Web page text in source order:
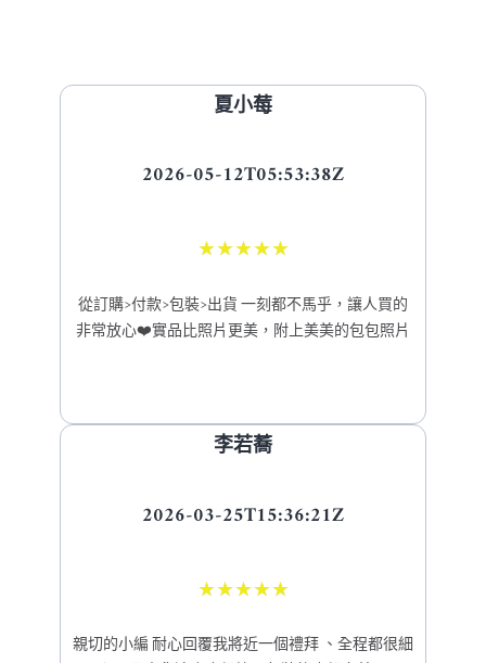
夏小莓
2026-05-12T05:53:38Z
★★★★★
從訂購>付款>包裝>出貨 一刻都不馬乎，讓人買的
非常放心❤️實品比照片更美，附上美美的包包照片
李若蕎
2026-03-25T15:36:21Z
★★★★★
親切的小編 耐心回覆我將近一個禮拜 、全程都很細